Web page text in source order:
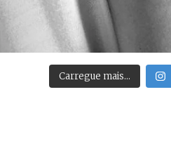
Carregue mais…